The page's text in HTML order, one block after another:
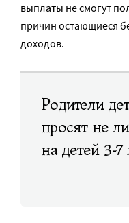
выплаты не смогут
причин остающиеся
доходов.
Родители
просят не
на детей 3-7